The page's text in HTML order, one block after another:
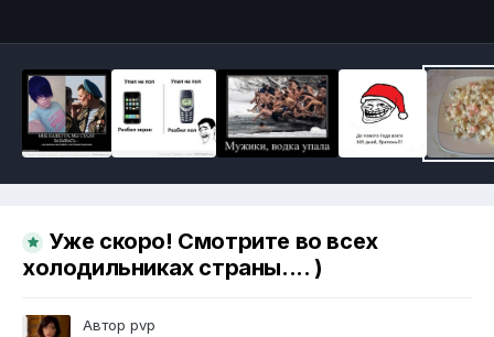
Уже скоро! Смотрите во всех
холодильниках страны.... )
Автор pvp